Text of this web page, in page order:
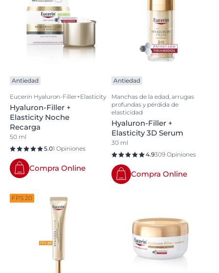
Antiedad
Eucerin Hyaluron-Filler+Elasticity
Hyaluron-Filler +
Elasticity Noche
Recarga
50 ml
5.01 Opiniones
Compra Online
Antiedad
Manchas de la edad, arrugas
profundas y pérdida de
elasticidad
Hyaluron-Filler +
Elasticity 3D Serum
30 ml
4.9309 Opiniones
Compra Online
FPS 20